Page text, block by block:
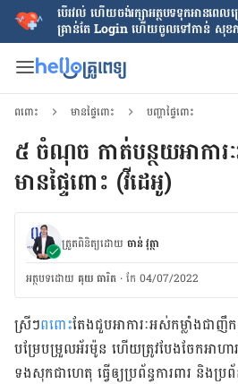
បើរវល់ ហើយចង់​រក្សាអត្ថបទទុកអានពេ
គ្រាន់តែ​ Login ហើយចូលទៅកាន់ សុខភ
ពពោះ មានផ្ទៃពោះ បញ្ហាផ្ទៃពោះ
៥ ចំណុច កាត់បន្ថយអាការ
មានផ្ទៃពោះ (វីដេអូ)
ត្រួតពិនិត្យដោយ ចាន់ វុត្ថា
អត្ថបទ​ដោយ គុយ ធារិត ·កែ 04/07/2022
ស្រីៗ​ពពោះ​​តែង​ជួប​អាការៈ​អស់​កម្លាំង​ជា​
បម្រែ​បម្រួល​អ័រម៉ូន ហើយត្រូវ​បែង​ចែក​អាហ
ទងសុកជាហេតុ ធ្វើ​ឲ្យ​ប្រព័ន្ធ​ការពារ និង​ប្